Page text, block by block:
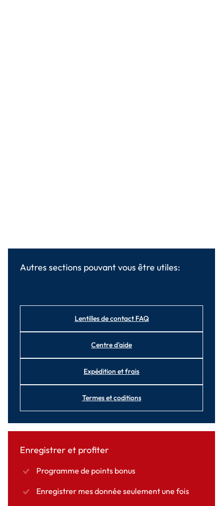
Autres sections pouvant vous être utiles:
Lentilles de contact FAQ
Centre d'aide
Expédition et frais
Termes et coditions
Enregistrer et profiter
Programme de points bonus
Enregistrer mes donnée seulement une fois